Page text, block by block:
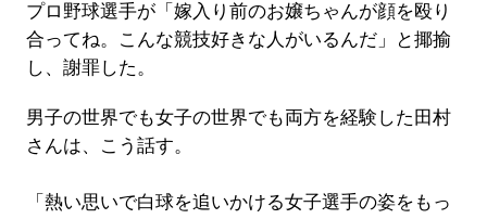
プロ野球選手が「嫁入り前のお嬢ちゃんが顔を殴り
合ってね。こんな競技好きな人がいるんだ」と揶揄
し、謝罪した。
男子の世界でも女子の世界でも両方を経験した田村
さんは、こう話す。
「熱い思いで白球を追いかける女子選手の姿をもっ